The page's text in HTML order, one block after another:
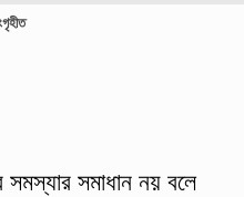
সমাধান নয় বলে